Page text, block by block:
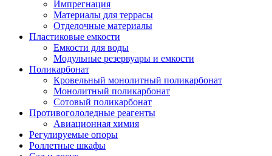
Импрегнация
Материалы для террасы
Отделочные материалы
Пластиковые емкости
Емкости для воды
Модульные резервуары и емкости
Поликарбонат
Кровельный монолитный поликарбонат
Монолитный поликарбонат
Сотовый поликарбонат
Противогололедные реагенты
Авиационная химия
Регулируемые опоры
Роллетные шкафы